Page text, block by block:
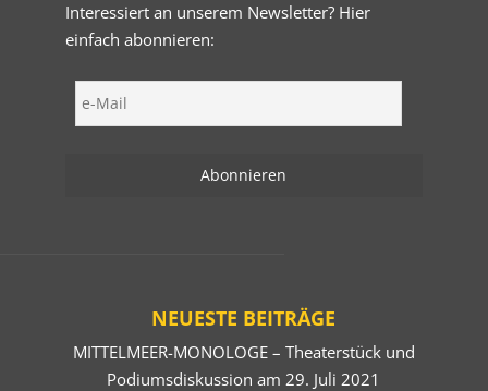
Interessiert an unserem Newsletter? Hier
einfach abonnieren:
NEUESTE BEITRÄGE
MITTELMEER-MONOLOGE – Theaterstück und
Podiumsdiskussion am 29. Juli 2021